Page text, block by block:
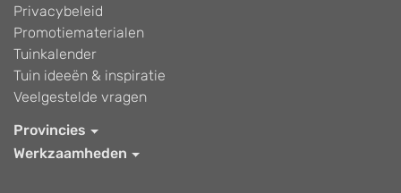
Privacybeleid
Promotiematerialen
Tuinkalender
Tuin ideeën & inspiratie
Veelgestelde vragen
Provincies
Werkzaamheden